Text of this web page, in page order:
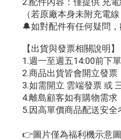
（若原廠本身未附充電
🔔如對配件有任何疑問
【出貨與發票相關說明】
1.週一至週五14:00前下
2.商品出貨皆會開立發
3.如需開立 雲端發票 或
4.離島顧客如有購物需
5.因高單價商品配送安
👉圖片僅為福利機示意